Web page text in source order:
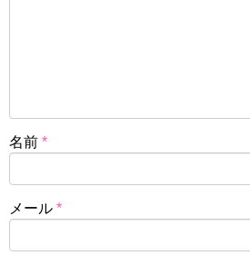
名前 *
メール *